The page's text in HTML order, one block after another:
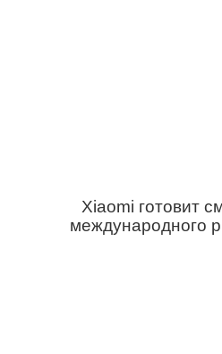
Xiaomi готовит
международного